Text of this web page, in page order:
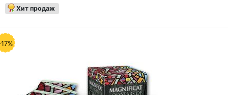
Хит продаж